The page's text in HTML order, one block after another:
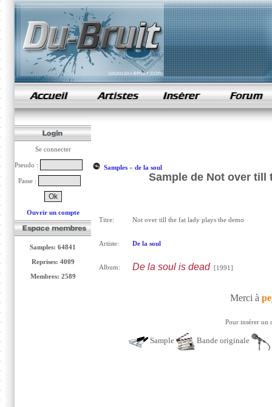
samples de rap
Se connecter
Pseudo :
Passe :
Ouvrir un compte
Samples: 64841
Reprises: 4009
Membres: 2589
Samples» de la soul
Sample de Not over till
Titre: Not over till the fat lady plays the demo
Artiste: De la soul
Album: De la soul is dead[1991]
Merci à
Pour insérer un
Sample Bande originale